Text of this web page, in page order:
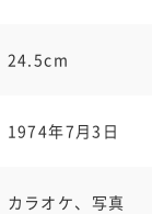
24.5cm
1974年7月3日
カラオケ、写真